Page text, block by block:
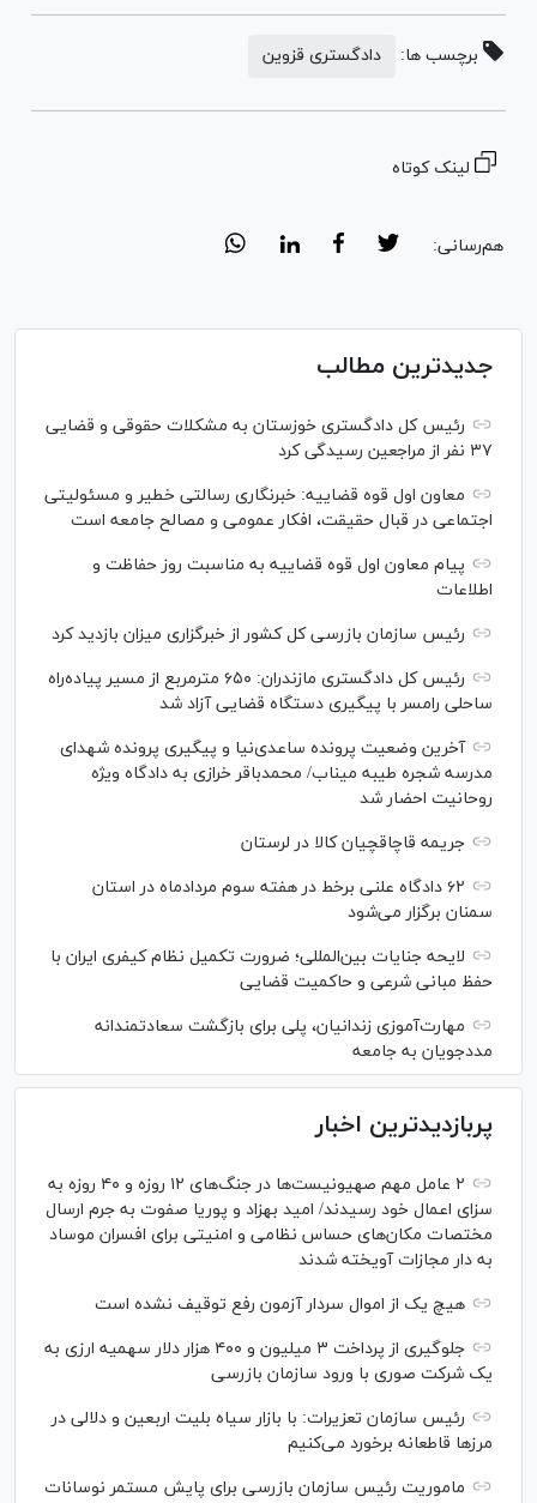
برچسب ها: دادگستری قزوین
لینک کوتاه
هم‌رسانی:
جدیدترین مطالب
رئیس کل دادگستری خوزستان به مشکلات حقوقی و قضایی
۳۷ نفر از مراجعین رسیدگی کرد
معاون اول قوه قضاییه: خبرنگاری رسالتی خطیر و مسئولیتی
اجتماعی در قبال حقیقت، افکار عمومی و مصالح جامعه است
پیام معاون اول قوه قضاییه به مناسبت روز حفاظت و
اطلاعات
رئیس سازمان بازرسی کل کشور از خبرگزاری میزان بازدید کرد
رئیس کل دادگستری مازندران: ۶۵۰ مترمربع از مسیر پیاده‌راه
ساحلی رامسر با پیگیری دستگاه قضایی آزاد شد
آخرین وضعیت پرونده ساعدی‌نیا و پیگیری پرونده شهدای
مدرسه شجره طیبه میناب/ محمدباقر خرازی به دادگاه ویژه
روحانیت احضار شد
جریمه قاچاقچیان کالا در لرستان
۶۲ دادگاه علنی برخط در هفته سوم مردادماه در استان
سمنان برگزار می‌شود
لایحه جنایات بین‌المللی؛ ضرورت تکمیل نظام کیفری ایران با
حفظ مبانی شرعی و حاکمیت قضایی
مهارت‌آموزی زندانیان، پلی برای بازگشت سعادتمندانه
مددجویان به جامعه
پربازدیدترین اخبار
۲ عامل مهم صهیونیست‌ها در جنگ‌های ۱۲ روزه و ۴۰ روزه به
سزای اعمال خود رسیدند/ امید بهزاد و پوریا صفوت به جرم ارسال
مختصات مکان‌های حساس نظامی و امنیتی برای افسران موساد
به دار مجازات آویخته شدند
هیچ یک از اموال سردار آزمون رفع توقیف نشده است
جلوگیری از پرداخت ۳ میلیون و ۴۰۰ هزار دلار سهمیه ارزی به
یک شرکت صوری با ورود سازمان بازرسی
رئیس سازمان تعزیرات: با بازار سیاه بلیت اربعین و دلالی در
مرز‌ها قاطعانه برخورد می‌کنیم
ماموریت رئیس سازمان بازرسی برای پایش مستمر نوسانات